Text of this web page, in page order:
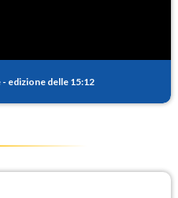
- edizione delle 15:12